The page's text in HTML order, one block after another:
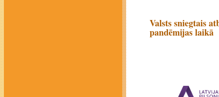
Valsts sniegtais
pandēmijas laikā